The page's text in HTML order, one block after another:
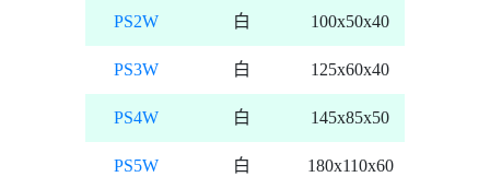
PS2W 白 100x50x40
PS3W 白 125x60x40
PS4W 白 145x85x50
PS5W 白 180x110x60